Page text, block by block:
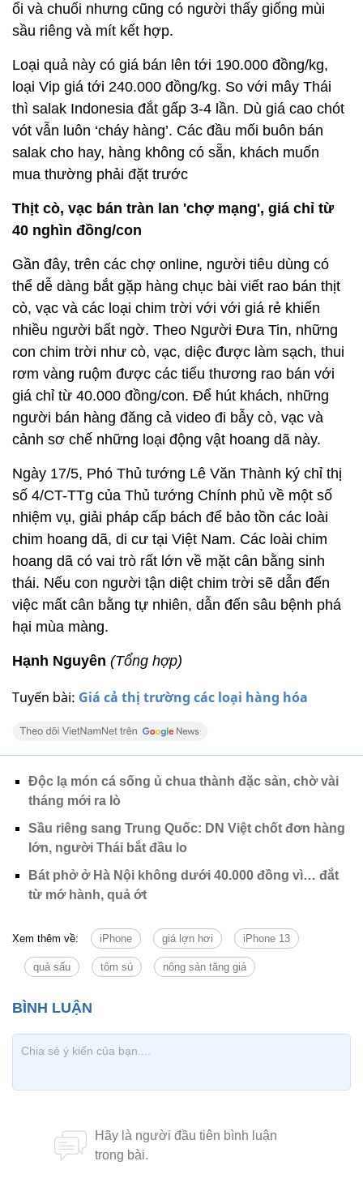
Tuyến bài: Giá cả thị trường các loại hàng hóa
ổi và chuối nhưng cũng có người thấy giống mùi
sầu riêng và mít kết hợp.
Loại quả này có giá bán lên tới 190.000 đồng/kg,
loại Vip giá tới 240.000 đồng/kg. So với mây Thái
thì salak Indonesia đắt gấp 3-4 lần. Dù giá cao chót
vót vẫn luôn ‘cháy hàng’. Các đầu mối buôn bán
salak cho hay, hàng không có sẵn, khách muốn
mua thường phải đặt trước
Thịt cò, vạc bán tràn lan 'chợ mạng', giá chỉ từ
40 nghìn đồng/con
Gần đây, trên các chợ online, người tiêu dùng có
thể dễ dàng bắt gặp hàng chục bài viết rao bán thịt
cò, vạc và các loại chim trời với với giá rẻ khiến
nhiều người bất ngờ. Theo Người Đưa Tin, những
con chim trời như cò, vạc, diệc được làm sạch, thui
rơm vàng ruộm được các tiểu thương rao bán với
giá chỉ từ 40.000 đồng/con. Để hút khách, những
người bán hàng đăng cả video đi bẫy cò, vạc và
cảnh sơ chế những loại động vật hoang dã này.
Ngày 17/5, Phó Thủ tướng Lê Văn Thành ký chỉ thị
số 4/CT-TTg của Thủ tướng Chính phủ về một số
nhiệm vụ, giải pháp cấp bách để bảo tồn các loài
chim hoang dã, di cư tại Việt Nam. Các loài chim
hoang dã có vai trò rất lớn về mặt cân bằng sinh
thái. Nếu con người tận diệt chim trời sẽ dẫn đến
việc mất cân bằng tự nhiên, dẫn đến sâu bệnh phá
hại mùa màng.
Hạnh Nguyên (Tổng hợp)
Độc lạ món cá sống ủ chua thành đặc sản, chờ vài
tháng mới ra lò
Sầu riêng sang Trung Quốc: DN Việt chốt đơn hàng
lớn, người Thái bắt đầu lo
Bát phở ở Hà Nội không dưới 40.000 đồng vì… đắt
từ mớ hành, quả ớt
Xem thêm về: iPhone giá lợn hơi iPhone 13
quả sấu tôm sú nông sản tăng giá